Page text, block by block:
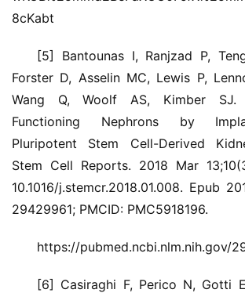
8cKabt
[5] Bantounas I, Ranjzad P,
Forster D, Asselin MC, Lewis P,
Wang Q, Woolf AS, Kimber SJ.
Functioning Nephrons by
Pluripotent Stem Cell-Derived
Stem Cell Reports. 2018 Mar
10.1016/j.stemcr.2018.01.008. Epub
29429961; PMCID: PMC5918196.
https://pubmed.ncbi.nlm.nih.gov/
[6] Casiraghi F, Perico N, Gotti